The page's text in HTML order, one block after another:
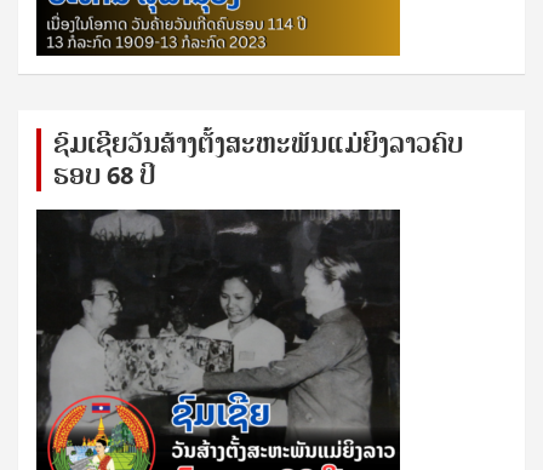
ຊົ​ມ​ເຊີຍ​ວັນ​ສ້າງ​ຕັ້ງ​ສະ​ຫະ​ພັນ​ແມ່​ຍິງ​​ລາວຄົບ​
ຮອບ 68 ປິ